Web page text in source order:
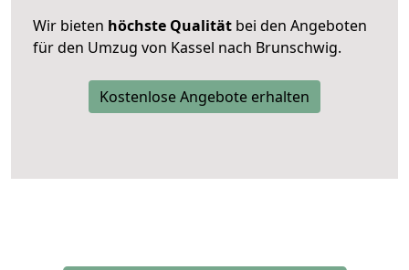
Wir bieten höchste Qualität bei den Angeboten
für den Umzug von Kassel nach Brunschwig.
Kostenlose Angebote erhalten